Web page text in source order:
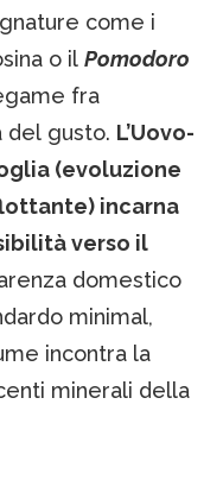
come i
o il Pomodoro
fra
gusto. L’Uovo-
(evoluzione
incarna
verso il
domestico
minimal,
incontra la
minerali della